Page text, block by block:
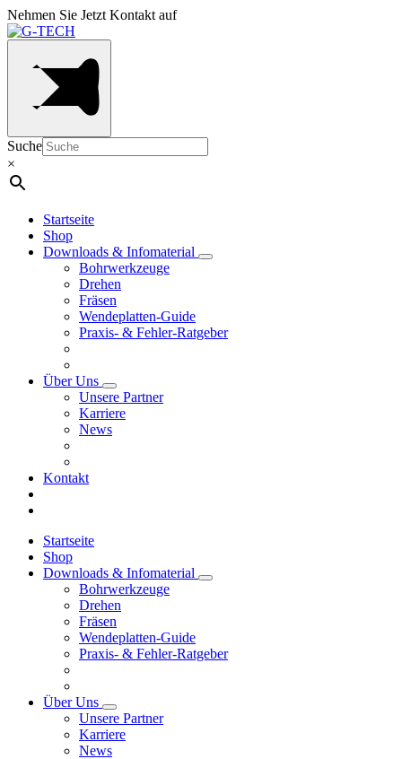
Nehmen Sie Jetzt Kontakt auf
Suche
×
Startseite
Shop
Downloads & Infomaterial
Bohrwerkzeuge
Drehen
Fräsen
Wendeplatten-Guide
Praxis- & Fehler-Ratgeber
Über Uns
Unsere Partner
Karriere
News
Kontakt
Startseite
Shop
Downloads & Infomaterial
Bohrwerkzeuge
Drehen
Fräsen
Wendeplatten-Guide
Praxis- & Fehler-Ratgeber
Über Uns
Unsere Partner
Karriere
News